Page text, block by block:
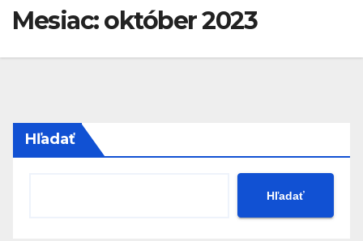
Mesiac:október 2023
Hľadať
Hľadať